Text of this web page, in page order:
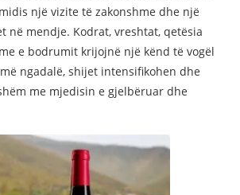
një vizite të zakonshme dhe një
në mendje. Kodrat, vreshtat, qetësia
e bodrumit krijojnë një kënd të vogël
ngadalë, shijet intensifikohen dhe
me mjedisin e gjelbëruar dhe